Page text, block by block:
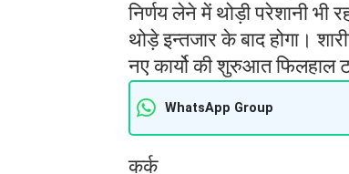
निर्णय लेने में थोड़ी परेशानी
थोड़े इन्तजार के बाद होगा।
नए कार्यो की शुरुआत फिलहाल
WhatsApp Group
कर्क